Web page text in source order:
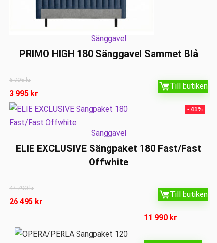
Sänggavel
PRIMO HIGH 180 Sänggavel Sammet Blå
6 995kr
3 995 kr
Till butiken
- 41%
Sänggavel
ELIE EXCLUSIVE Sängpaket 180 Fast/Fast
Offwhite
44 790kr
26 495 kr
Till butiken
11 990 kr